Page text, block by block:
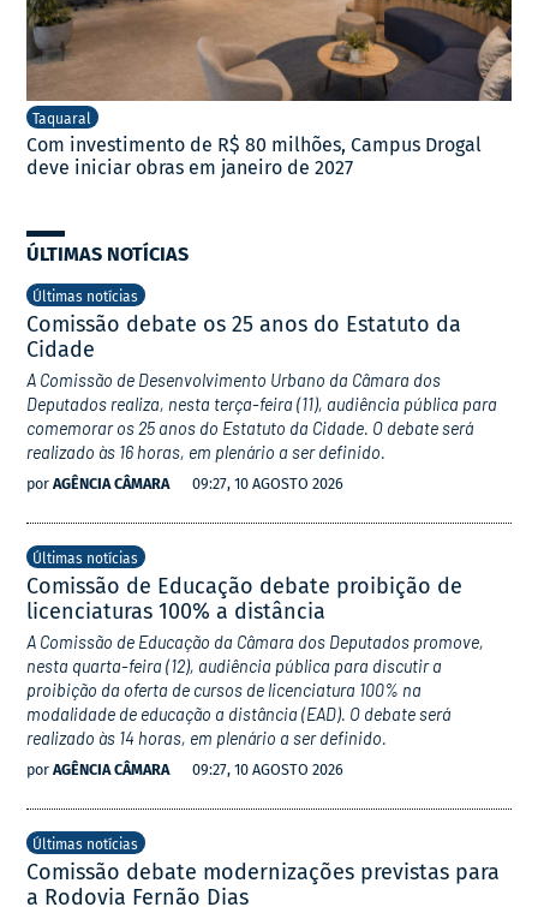
Taquaral
Com investimento de R$ 80 milhões, Campus Drogal
deve iniciar obras em janeiro de 2027
ÚLTIMAS NOTÍCIAS
Últimas notícias
Comissão debate os 25 anos do Estatuto da
Cidade
A Comissão de Desenvolvimento Urbano da Câmara dos
Deputados realiza, nesta terça-feira (11), audiência pública para
comemorar os 25 anos do Estatuto da Cidade. O debate será
realizado às 16 horas, em plenário a ser definido.
por AGÊNCIA CÂMARA 09:27, 10 AGOSTO 2026
Últimas notícias
Comissão de Educação debate proibição de
licenciaturas 100% a distância
A Comissão de Educação da Câmara dos Deputados promove,
nesta quarta-feira (12), audiência pública para discutir a
proibição da oferta de cursos de licenciatura 100% na
modalidade de educação a distância (EAD). O debate será
realizado às 14 horas, em plenário a ser definido.
por AGÊNCIA CÂMARA 09:27, 10 AGOSTO 2026
Últimas notícias
Comissão debate modernizações previstas para
a Rodovia Fernão Dias